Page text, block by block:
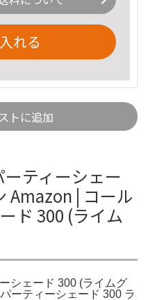
れる
トに追加
ーティーシェー
Amazon | コール
ド 300 (ライム
シェード 300 (ライムグ
ーティーシェード 300 ラ